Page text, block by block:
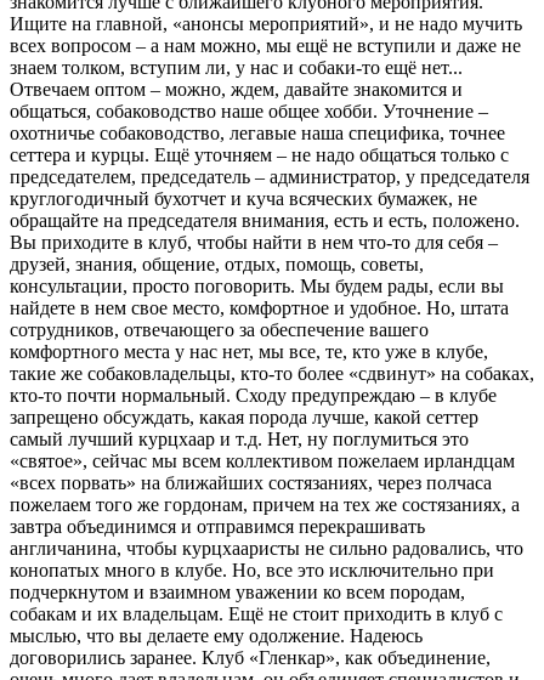
Ищите на главной, «анонсы мероприятий», и не надо мучить
всех вопросом – а нам можно, мы ещё не вступили и даже не
знаем толком, вступим ли, у нас и собаки-то ещё нет...
Отвечаем оптом – можно, ждем, давайте знакомится и
общаться, собаководство наше общее хобби. Уточнение –
охотничье собаководство, легавые наша специфика, точнее
сеттера и курцы. Ещё уточняем – не надо общаться только с
председателем, председатель – администратор, у председателя
круглогодичный бухотчет и куча всяческих бумажек, не
обращайте на председателя внимания, есть и есть, положено.
Вы приходите в клуб, чтобы найти в нем что-то для себя –
друзей, знания, общение, отдых, помощь, советы,
консультации, просто поговорить. Мы будем рады, если вы
найдете в нем свое место, комфортное и удобное. Но, штата
сотрудников, отвечающего за обеспечение вашего
комфортного места у нас нет, мы все, те, кто уже в клубе,
такие же собаковладельцы, кто-то более «сдвинут» на собаках,
кто-то почти нормальный. Сходу предупреждаю – в клубе
запрещено обсуждать, какая порода лучше, какой сеттер
самый лучший курцхаар и т.д. Нет, ну поглумиться это
«святое», сейчас мы всем коллективом пожелаем ирландцам
«всех порвать» на ближайших состязаниях, через полчаса
пожелаем того же гордонам, причем на тех же состязаниях, а
завтра объединимся и отправимся перекрашивать
англичанина, чтобы курцхааристы не сильно радовались, что
конопатых много в клубе. Но, все это исключительно при
подчеркнутом и взаимном уважении ко всем породам,
собакам и их владельцам. Ещё не стоит приходить в клуб с
мыслью, что вы делаете ему одолжение. Надеюсь
договорились заранее. Клуб «Гленкар», как объединение,